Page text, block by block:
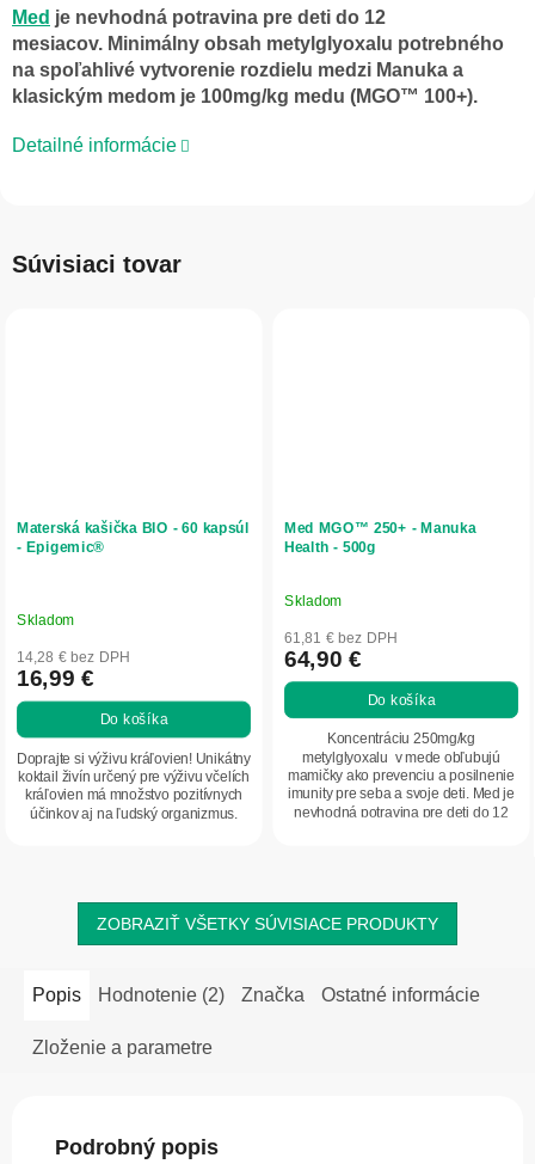
Med je nevhodná potravina pre deti do 12
mesiacov. Minimálny obsah metylglyoxalu potrebného
na spoľahlivé vytvorenie rozdielu medzi Manuka a
klasickým medom je 100mg/kg medu (MGO™ 100+).
Detailné informácie
Súvisiaci tovar
Materská kašička BIO - 60 kapsúl
- Epigemic®
Skladom
14,28 € bez DPH
16,99 €
Do košíka
Doprajte si výživu kráľovien! Unikátny
koktail živín určený pre výživu včelích
kráľovien má množstvo pozitívnych
účinkov aj na ľudský organizmus.
Med MGO™ 250+ - Manuka
Health - 500g
Priemerné
hodnotenie
produktu
je
5,0
hviezdičiek.
Skladom
61,81 € bez DPH
64,90 €
Do košíka
Koncentráciu 250mg/kg
metylglyoxalu v mede obľubujú
mamičky ako prevenciu a posilnenie
imunity pre seba a svoje deti. Med je
nevhodná potravina pre deti do 12
ZOBRAZIŤ VŠETKY SÚVISIACE PRODUKTY
Popis Hodnotenie (2) Značka Ostatné informácie
Zloženie a parametre
Podrobný popis